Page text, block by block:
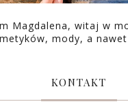
Magdalena, witaj w
mody, a
KONTAKT